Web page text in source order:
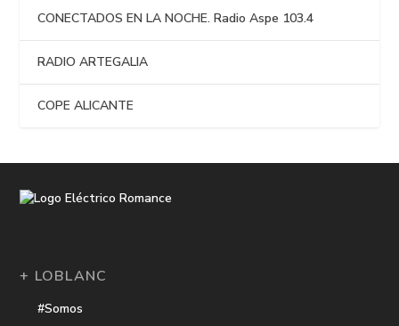
CONECTADOS EN LA NOCHE. Radio Aspe 103.4
RADIO ARTEGALIA
COPE ALICANTE
+ LOBLANC
#Somos